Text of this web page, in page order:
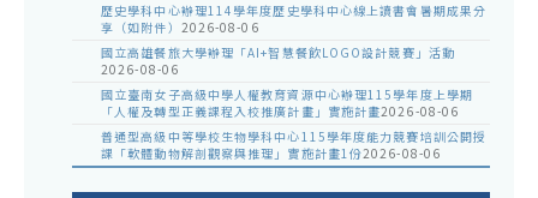
歷史學科中心辦理114學年度歷史學科中心線上讀書會暑期成果分
享（如附件） 2026-08-06
國立高雄餐旅大學辦理「AI+智慧餐飲LOGO設計競賽」活動
2026-08-06
國立臺南女子高級中學人權教育資源中心辦理115學年度上學期
「人權及轉型正義課程入校推廣計畫」實施計畫2026-08-06
普通型高級中等學校生物學科中心115學年度能力競賽培訓公開授
課「軟體動物解剖觀察與推理」實施計畫1份2026-08-06